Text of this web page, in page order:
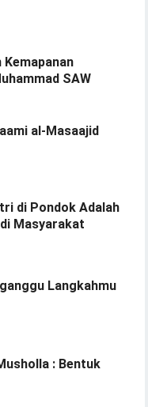
Kemapanan
SAW
al-Masaajid
di Pondok Adalah
Masyarakat
Langkahmu
: Bentuk